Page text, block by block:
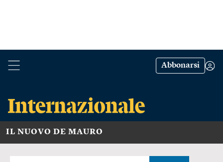
Abbonarsi
IL NUOVO DE MAURO